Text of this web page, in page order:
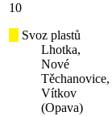
10
Svoz plastů
Lhotka,
Nové
Těchanovice,
Vítkov
(Opava)